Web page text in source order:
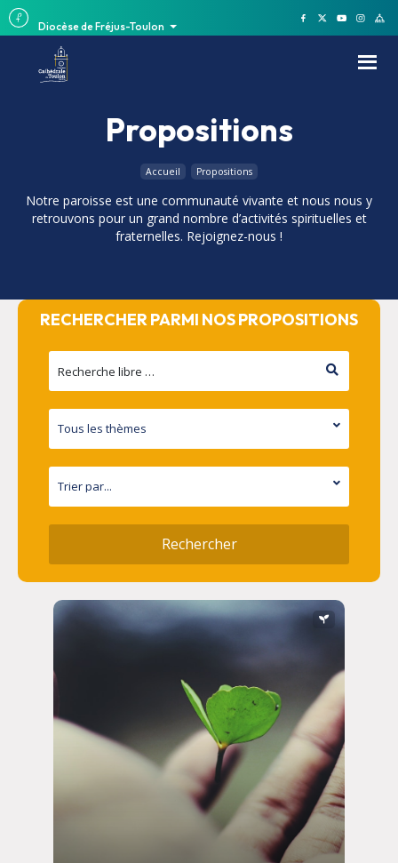
Diocèse de Fréjus-Toulon
Propositions
Accueil Propositions
Notre paroisse est une communauté vivante et nous nous y
retrouvons pour un grand nombre d’activités spirituelles et
fraternelles. Rejoignez-nous !
RECHERCHER PARMI NOS PROPOSITIONS